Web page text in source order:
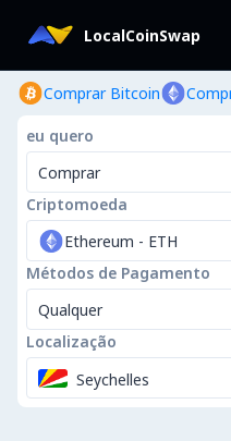
LocalCoinSwap
Comprar Bitcoin
eu quero
Comprar
Criptomoeda
Ethereum - ETH
Métodos de Pagamento
Qualquer
Localização
Seychelles